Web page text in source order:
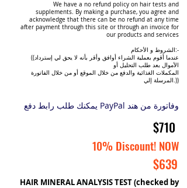
We have a no refund policy on hair tests and
supplements. By making a purchase, you agree and
acknowledge that there can be no refund at any time
after payment through this site or through an invoice for
our products and services
الشروط و الأحكام:-
((عندما أقوم بعملية الشراء أوافق وأقر بأنه لا يحق لي إسترداد
الأموال بعد طلب التحليل أو
المكملات الغذائية والدفع من خلال الموقع أو من خلال الفاتورة
المرسلة إلي.))
يمكنك طلب رابط دفع PayPal وفاتورة من هند
$710
10% Discount! NOW
$639
HAIR MINERAL ANALYSIS TEST (checked by